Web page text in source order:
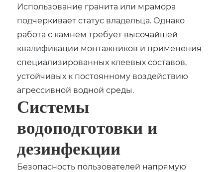
Использование гранита или мрамора
подчеркивает статус владельца. Однако
работа с камнем требует высочайшей
квалификации монтажников и применения
специализированных клеевых составов,
устойчивых к постоянному воздействию
агрессивной водной среды.
Системы
водоподготовки и
дезинфекции
Безопасность пользователей напрямую